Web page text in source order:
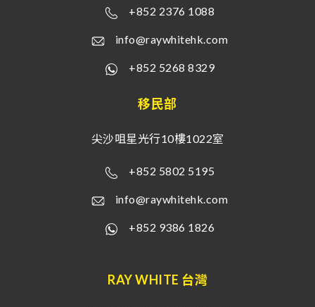
+852 2376 1088
info@raywhitehk.com
+852 5268 8329
移民部
尖沙咀星光行10樓1022室
+852 5802 5195
info@raywhitehk.com
+852 9386 1826
RAY WHITE 台灣